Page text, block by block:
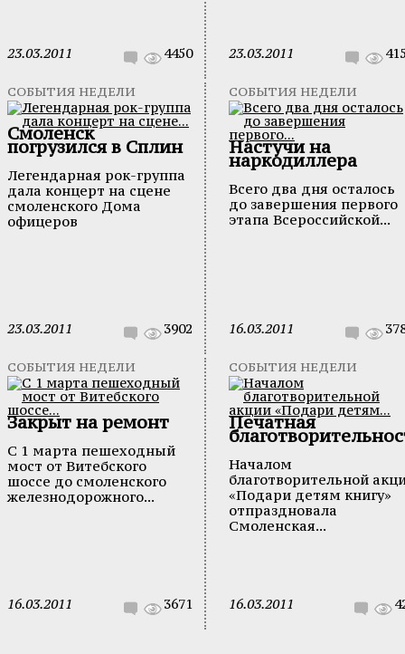
23.03.2011 4450 23.03.2011
СОБЫТИЯ НЕДЕЛИ
Смоленск
погрузился в Сплин
Легендарная рок-группа
дала концерт на сцене
смоленского Дома
офицеров
23.03.2011 3902
СОБЫТИЯ НЕДЕЛИ
Настучи на
наркодиллера
Всего два дня осталось
до завершения первого
этапа Всероссийской...
16.03.2011
СОБЫТИЯ НЕДЕЛИ
Закрыт на ремонт
С 1 марта пешеходный
мост от Витебского
шоссе до смоленского
железнодорожного...
16.03.2011 3671
СОБЫТИЯ НЕДЕЛИ
Печатная
Началом
благотворительной
«Подари детям книгу»
отпраздновала
Смоленская...
16.03.2011